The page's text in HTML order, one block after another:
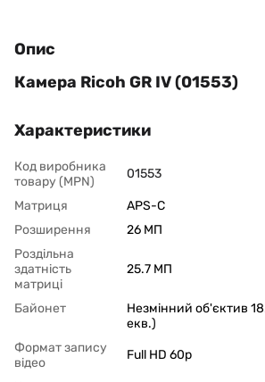
Опис
Камера Ricoh GR IV (01553)
Характеристики
Код виробника
товару (MPN)
01553
Матриця
APS-C
Розширення
26 МП
Роздільна
здатність
матриці
25.7 МП
Байонет
Незмінний об'єктив
екв.)
Формат запису
відео
Full HD 60p